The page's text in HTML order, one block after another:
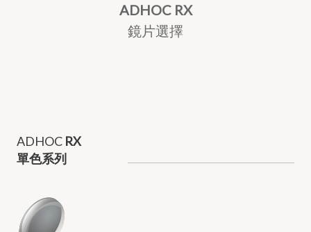
ADHOC RX
鏡片選擇
ADHOC RX
單色系列